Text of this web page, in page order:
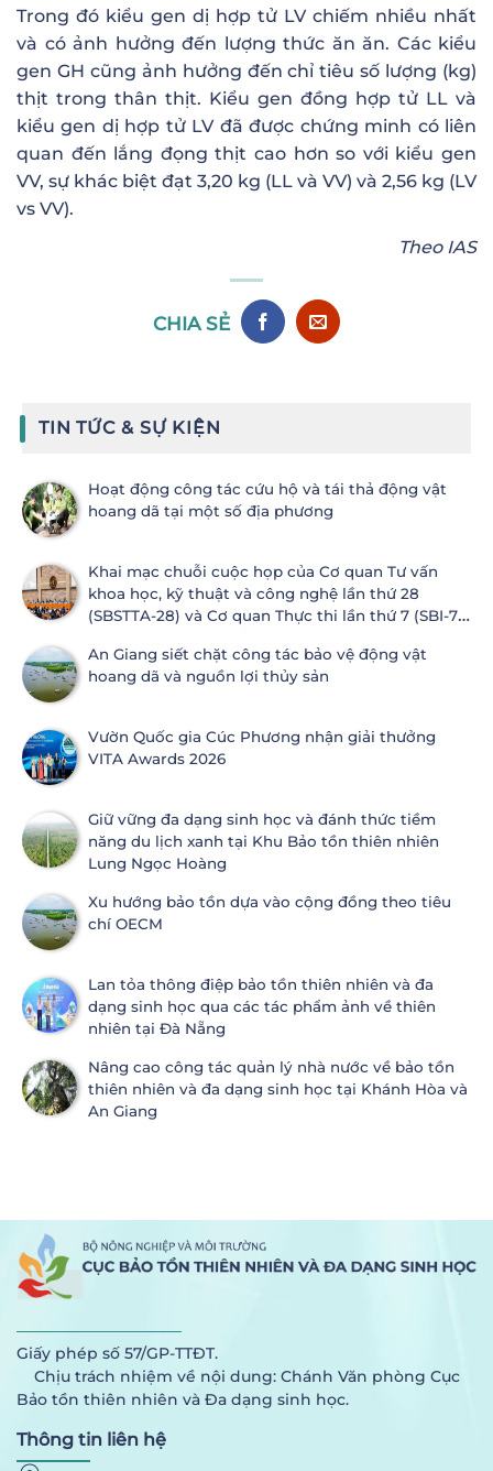
Trong đó kiểu gen dị hợp tử LV chiếm nhiều nhất
và có ảnh hưởng đến lượng thức ăn ăn. Các kiểu
gen GH cũng ảnh hưởng đến chỉ tiêu số lượng (kg)
thịt trong thân thịt. Kiểu gen đồng hợp tử LL và
kiểu gen dị hợp tử LV đã được chứng minh có liên
quan đến lắng đọng thịt cao hơn so với kiểu gen
VV, sự khác biệt đạt 3,20 kg (LL và VV) và 2,56 kg (LV
vs VV).
Theo IAS
CHIA SẺ
TIN TỨC & SỰ KIỆN
Hoạt động công tác cứu hộ và tái thả động vật
hoang dã tại một số địa phương
Khai mạc chuỗi cuộc họp của Cơ quan Tư vấn
khoa học, kỹ thuật và công nghệ lần thứ 28
(SBSTTA-28) và Cơ quan Thực thi lần thứ 7 (SBI-7)
An Giang siết chặt công tác bảo vệ động vật
hoang dã và nguồn lợi thủy sản
Vườn Quốc gia Cúc Phương nhận giải thưởng
VITA Awards 2026
Giữ vững đa dạng sinh học và đánh thức tiềm
năng du lịch xanh tại Khu Bảo tồn thiên nhiên
Lung Ngọc Hoàng
Xu hướng bảo tồn dựa vào cộng đồng theo tiêu
chí OECM
Lan tỏa thông điệp bảo tồn thiên nhiên và đa
dạng sinh học qua các tác phẩm ảnh về thiên
nhiên tại Đà Nẵng
Nâng cao công tác quản lý nhà nước về bảo tồn
thiên nhiên và đa dạng sinh học tại Khánh Hòa và
An Giang
Giấy phép số 57/GP-TTĐT.
Chịu trách nhiệm về nội dung: Chánh Văn phòng Cục
Bảo tồn thiên nhiên và Đa dạng sinh học.
Thông tin liên hệ